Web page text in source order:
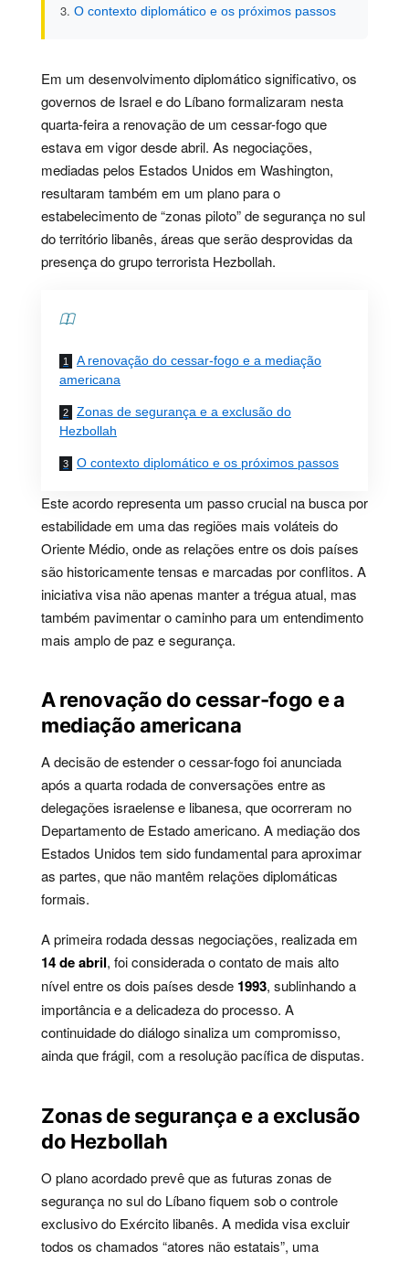
O contexto diplomático e os próximos passos
Em um desenvolvimento diplomático significativo, os
governos de Israel e do Líbano formalizaram nesta
quarta-feira a renovação de um cessar-fogo que
estava em vigor desde abril. As negociações,
mediadas pelos Estados Unidos em Washington,
resultaram também em um plano para o
estabelecimento de “zonas piloto” de segurança no sul
do território libanês, áreas que serão desprovidas da
presença do grupo terrorista Hezbollah.
A renovação do cessar-fogo e a mediação
americana
Zonas de segurança e a exclusão do
Hezbollah
O contexto diplomático e os próximos passos
Este acordo representa um passo crucial na busca por
estabilidade em uma das regiões mais voláteis do
Oriente Médio, onde as relações entre os dois países
são historicamente tensas e marcadas por conflitos. A
iniciativa visa não apenas manter a trégua atual, mas
também pavimentar o caminho para um entendimento
mais amplo de paz e segurança.
A renovação do cessar-fogo e a
mediação americana
A decisão de estender o cessar-fogo foi anunciada
após a quarta rodada de conversações entre as
delegações israelense e libanesa, que ocorreram no
Departamento de Estado americano. A mediação dos
Estados Unidos tem sido fundamental para aproximar
as partes, que não mantêm relações diplomáticas
formais.
A primeira rodada dessas negociações, realizada em
14 de abril, foi considerada o contato de mais alto
nível entre os dois países desde 1993, sublinhando a
importância e a delicadeza do processo. A
continuidade do diálogo sinaliza um compromisso,
ainda que frágil, com a resolução pacífica de disputas.
Zonas de segurança e a exclusão
do Hezbollah
O plano acordado prevê que as futuras zonas de
segurança no sul do Líbano fiquem sob o controle
exclusivo do Exército libanês. A medida visa excluir
todos os chamados “atores não estatais”, uma